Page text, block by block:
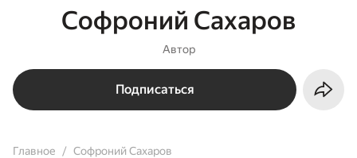
Софроний Сахаров
Автор
Подписаться
Главное Софроний Сахаров